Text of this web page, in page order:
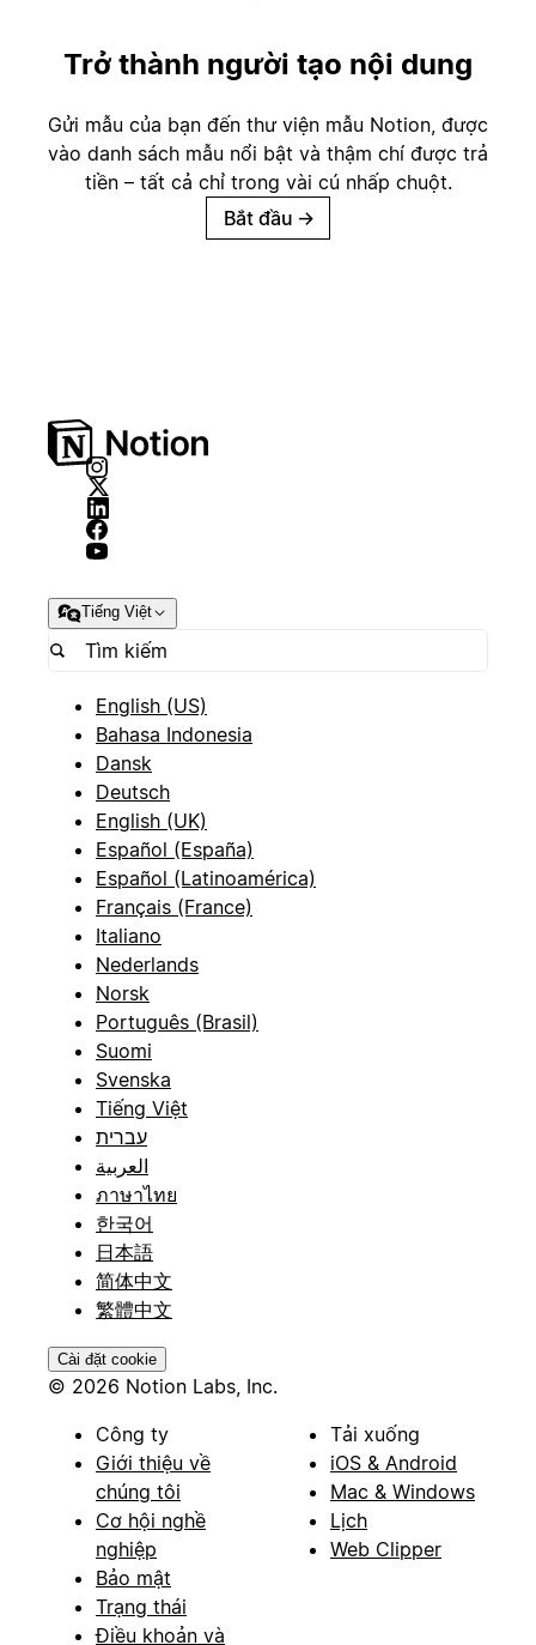
Trở thành người tạo nội dung
Gửi mẫu của bạn đến thư viện mẫu Notion, được
vào danh sách mẫu nổi bật và thậm chí được trả
tiền – tất cả chỉ trong vài cú nhấp chuột.
Bắt đầu →
Tiếng Việt
English (US)
Bahasa Indonesia
Dansk
Deutsch
English (UK)
Español (España)
Español (Latinoamérica)
Français (France)
Italiano
Nederlands
Norsk
Português (Brasil)
Suomi
Svenska
Tiếng Việt
עברית
العربية
ภาษาไทย
한국어
日本語
简体中文
繁體中文
Cài đặt cookie
© 2026 Notion Labs, Inc.
Công ty
Giới thiệu về
chúng tôi
Cơ hội nghề
nghiệp
Bảo mật
Trạng thái
Điều khoản và
Tải xuống
iOS & Android
Mac & Windows
Lịch
Web Clipper